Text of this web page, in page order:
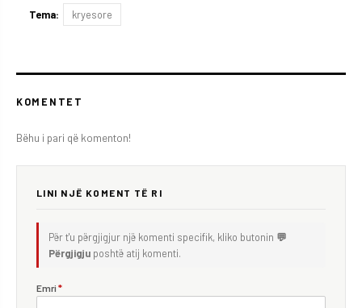
Tema: kryesore
KOMENTET
Bëhu i pari që komenton!
LINI NJË KOMENT TË RI
Për t'u përgjigjur një komenti specifik, kliko butonin 💬
Përgjigju poshtë atij komenti.
Emri *